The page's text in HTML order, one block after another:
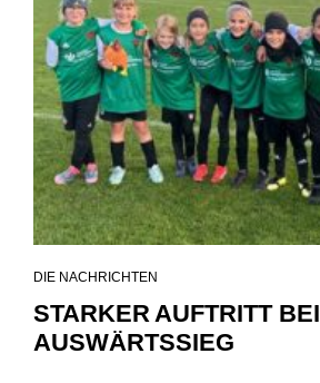
DIE NACHRICHTEN
STARKER AUFTRITT BEI
AUSWÄRTSSIEG